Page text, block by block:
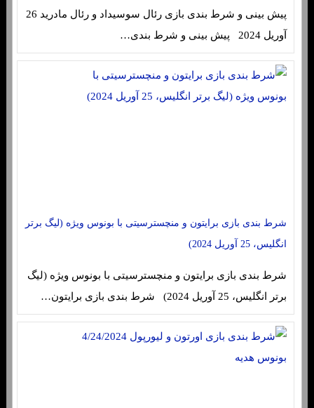
پیش بینی و شرط بندی بازی رئال سوسیداد و رئال مادرید 26
آوریل 2024 پیش بینی و شرط بندی…
شرط بندی بازی برایتون و منچسترسیتی با بونوس ویژه (لیگ برتر
انگلیس، 25 آوریل 2024)
شرط بندی بازی برایتون و منچسترسیتی با بونوس ویژه (لیگ
برتر انگلیس، 25 آوریل 2024) شرط بندی بازی برایتون…